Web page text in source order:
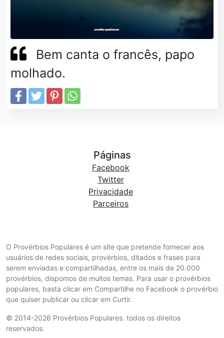
Bem canta o francês, papo
molhado.
O Provérbios Populares é um site que pretende fornecer aos
usuários de redes sociais, provérbios, ditados e frases para
serem enviadas e compartilhadas, entre os mais de 20.000
provérbios, dispomos de muitos temas. Para usar o provérbios
populares, basta clicar em Compartilhe no Facebook o provérbio
que quiser publicar ou clicar em Curtir.
© 2014-2026 Provérbios Populares. todos os direitos
reservados.
Páginas
Facebook
Twitter
Privacidade
Parceiros